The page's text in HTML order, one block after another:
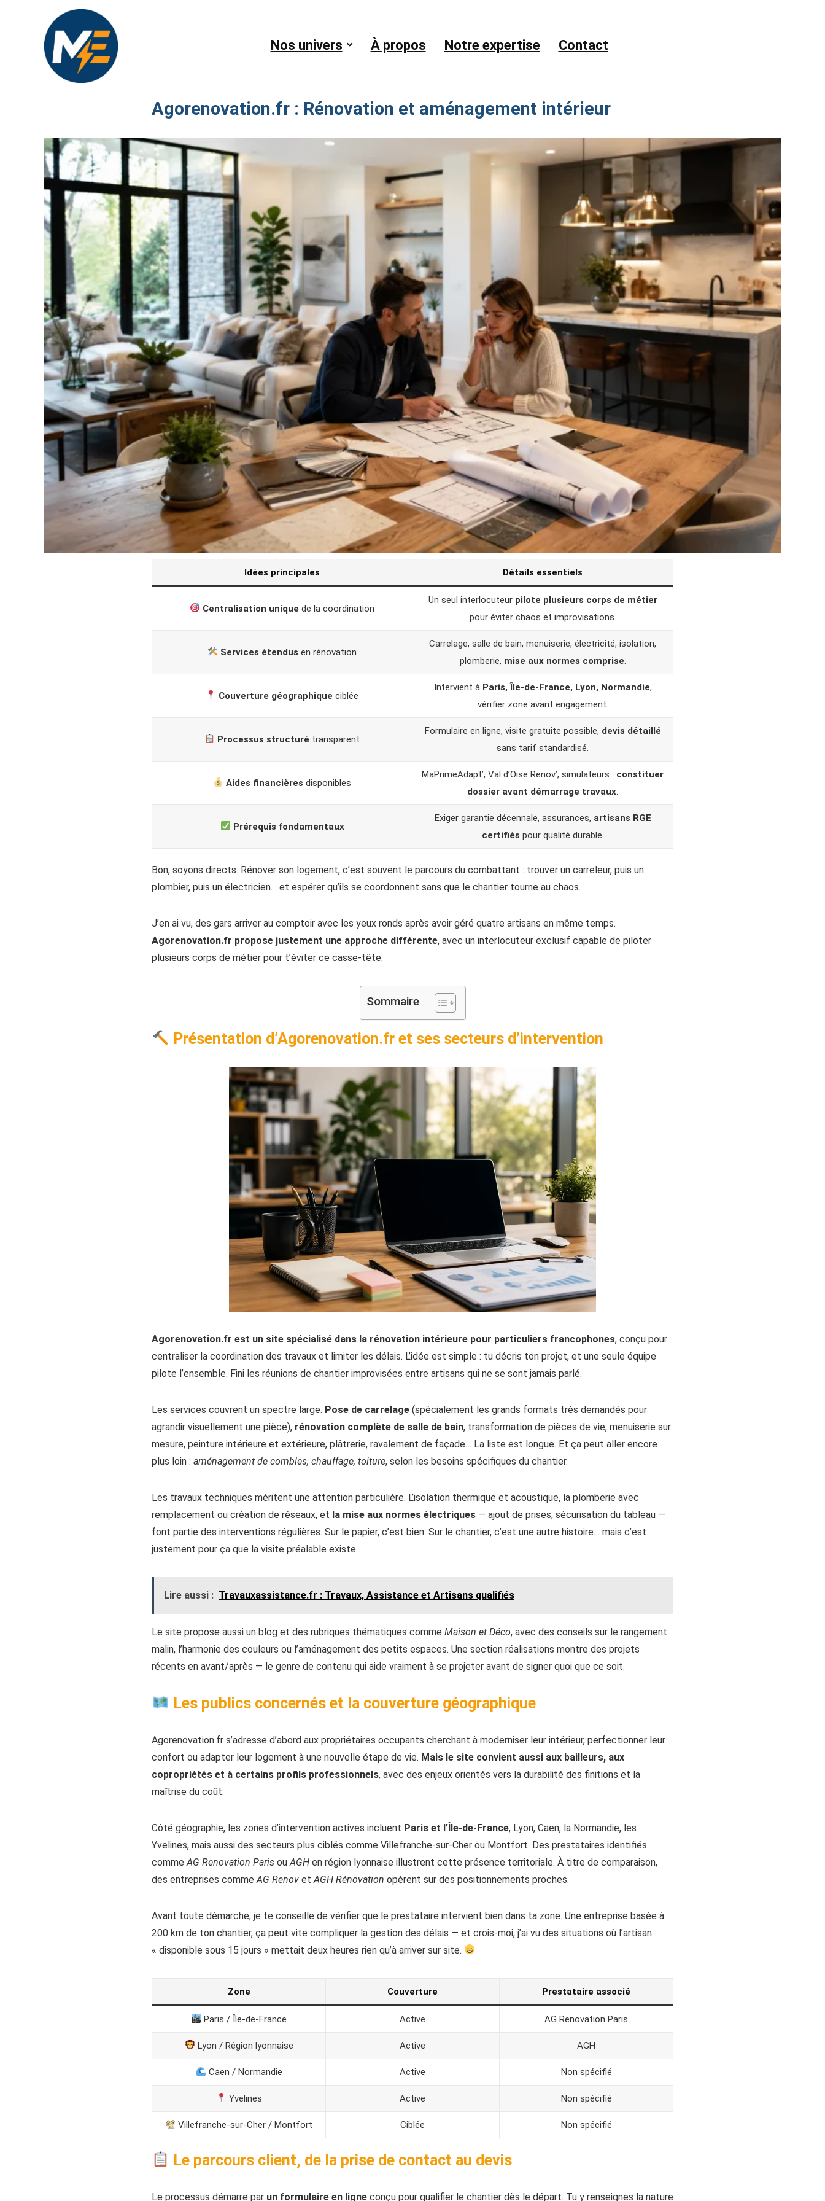
Nos univers À propos Notre expertise Contact
Agorenovation.fr : Rénovation et aménagement intérieur
Idées principales Détails essentiels
Centralisation unique de la coordination
Un seul interlocuteur pilote plusieurs corps de métier
pour éviter chaos et improvisations.
Services étendus en rénovation
Carrelage, salle de bain, menuiserie, électricité, isolation,
plomberie, mise aux normes comprise.
Couverture géographique ciblée
Intervient à Paris, Île-de-France, Lyon, Normandie,
vérifier zone avant engagement.
Processus structuré transparent
Formulaire en ligne, visite gratuite possible, devis détaillé
sans tarif standardisé.
Aides financières disponibles
MaPrimeAdapt’, Val d’Oise Renov’, simulateurs : constituer
dossier avant démarrage travaux.
Prérequis fondamentaux
Exiger garantie décennale, assurances, artisans RGE
certifiés pour qualité durable.
Bon, soyons directs. Rénover son logement, c’est souvent le parcours du combattant : trouver un carreleur, puis un
plombier, puis un électricien… et espérer qu’ils se coordonnent sans que le chantier tourne au chaos.
J’en ai vu, des gars arriver au comptoir avec les yeux ronds après avoir géré quatre artisans en même temps.
Agorenovation.fr propose justement une approche différente, avec un interlocuteur exclusif capable de piloter
plusieurs corps de métier pour t’éviter ce casse-tête.
Sommaire
Présentation d’Agorenovation.fr et ses secteurs d’intervention
Agorenovation.fr est un site spécialisé dans la rénovation intérieure pour particuliers francophones, conçu pour
centraliser la coordination des travaux et limiter les délais. L’idée est simple : tu décris ton projet, et une seule équipe
pilote l’ensemble. Fini les réunions de chantier improvisées entre artisans qui ne se sont jamais parlé.
Les services couvrent un spectre large. Pose de carrelage (spécialement les grands formats très demandés pour
agrandir visuellement une pièce), rénovation complète de salle de bain, transformation de pièces de vie, menuiserie sur
mesure, peinture intérieure et extérieure, plâtrerie, ravalement de façade… La liste est longue. Et ça peut aller encore
plus loin : aménagement de combles, chauffage, toiture, selon les besoins spécifiques du chantier.
Les travaux techniques méritent une attention particulière. L’isolation thermique et acoustique, la plomberie avec
remplacement ou création de réseaux, et la mise aux normes électriques — ajout de prises, sécurisation du tableau —
font partie des interventions régulières. Sur le papier, c’est bien. Sur le chantier, c’est une autre histoire… mais c’est
justement pour ça que la visite préalable existe.
Lire aussi : Travauxassistance.fr​ : Travaux, Assistance et Artisans qualifiés
Le site propose aussi un blog et des rubriques thématiques comme Maison et Déco, avec des conseils sur le rangement
malin, l’harmonie des couleurs ou l’aménagement des petits espaces. Une section réalisations montre des projets
récents en avant/après — le genre de contenu qui aide vraiment à se projeter avant de signer quoi que ce soit.
Les publics concernés et la couverture géographique
Agorenovation.fr s’adresse d’abord aux propriétaires occupants cherchant à moderniser leur intérieur, perfectionner leur
confort ou adapter leur logement à une nouvelle étape de vie. Mais le site convient aussi aux bailleurs, aux
copropriétés et à certains profils professionnels, avec des enjeux orientés vers la durabilité des finitions et la
maîtrise du coût.
Côté géographie, les zones d’intervention actives incluent Paris et l’Île-de-France, Lyon, Caen, la Normandie, les
Yvelines, mais aussi des secteurs plus ciblés comme Villefranche-sur-Cher ou Montfort. Des prestataires identifiés
comme AG Renovation Paris ou AGH en région lyonnaise illustrent cette présence territoriale. À titre de comparaison,
des entreprises comme AG Renov et AGH Rénovation opèrent sur des positionnements proches.
Avant toute démarche, je te conseille de vérifier que le prestataire intervient bien dans ta zone. Une entreprise basée à
200 km de ton chantier, ça peut vite compliquer la gestion des délais — et crois-moi, j’ai vu des situations où l’artisan
« disponible sous 15 jours » mettait deux heures rien qu’à arriver sur site.
Zone Couverture Prestataire associé
Paris / Île-de-France Active AG Renovation Paris
Lyon / Région lyonnaise Active AGH
Caen / Normandie Active Non spécifié
Yvelines Active Non spécifié
Villefranche-sur-Cher / Montfort Ciblée Non spécifié
Le parcours client, de la prise de contact au devis
Le processus démarre par un formulaire en ligne conçu pour qualifier le chantier dès le départ. Tu y renseignes la nature